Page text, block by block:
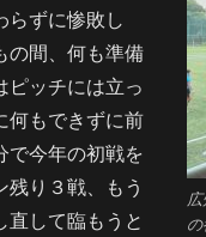
らずに惨敗し
の間、何も準備
ピッチには立っ
何もできずに前
で今年の初戦を
り３戦、もう
直して臨もうと